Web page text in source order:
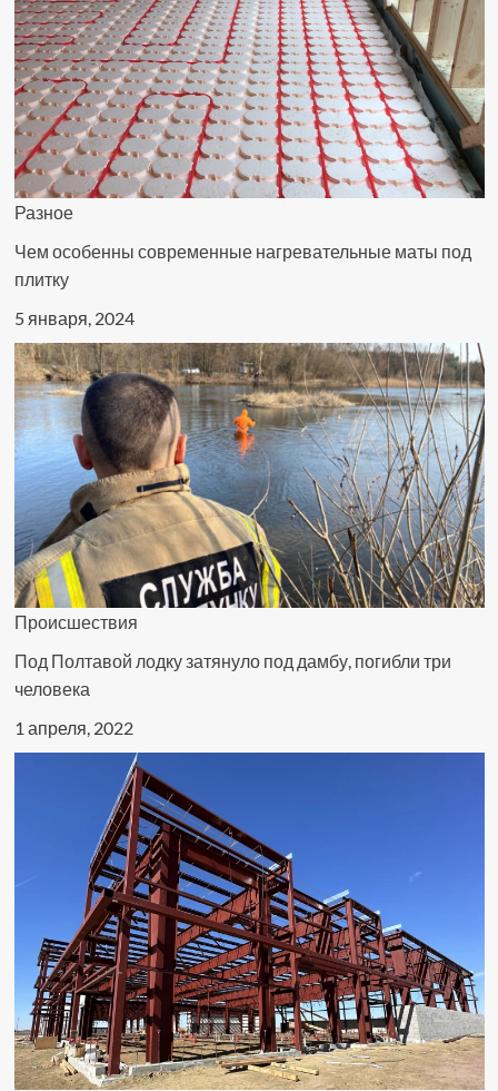
Разное
Чем особенны современные нагревательные маты под
плитку
5 января, 2024
Происшествия
Под Полтавой лодку затянуло под дамбу, погибли три
человека
1 апреля, 2022